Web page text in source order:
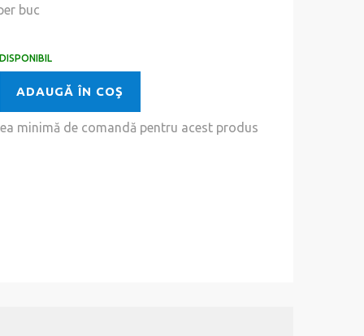
buc
DISPONIBIL
ADAUGĂ ÎN COŞ
minimă de comandă pentru acest produs